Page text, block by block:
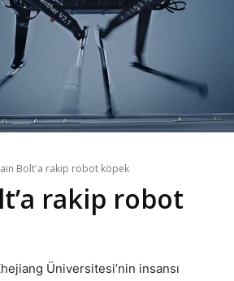
Bolt'a rakip robot köpek
rakip robot
Üniversitesi’nin insansı